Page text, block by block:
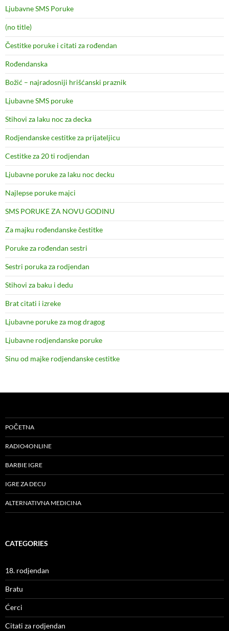
Ljubavne SMS Poruke
(no title)
Čestitke poruke i citati za rođendan
Rođendanska
Božić – najradosniji hrišćanski praznik
Ljubavne SMS poruke
Stihovi za laku noc za decka
Rodjendanske cestitke za prijateljicu
Cestitke za 20 ti rodjendan
Ljubavne poruke za laku noc decku
Najlepse poruke majci
SMS PORUKE ZA NOVU GODINU
Za majku rođendanske čestitke
Poruke za rođendan sestri
Sestri poruka za rodjendan
Stihovi za baku i dedu
Brat citati i izreke
Ljubavne poruke za mog dragog
Ljubavne rodjendanske poruke
Sinu od majke rodjendanske cestitke
POČETNA
RADIO4ONLINE
BARBIE IGRE
IGRE ZA DECU
ALTERNATIVNA MEDICINA
CATEGORIES
18. rodjendan
Bratu
Ćerci
Citati za rodjendan